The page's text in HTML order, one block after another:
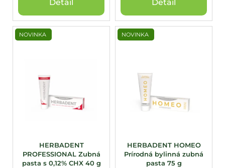
Detail Detail
NOVINKA
HERBADENT
PROFESSIONAL Zubná
pasta s 0,12% CHX 40 g
NOVINKA
HERBADENT HOMEO
Prírodná bylinná zubná
pasta 75 g